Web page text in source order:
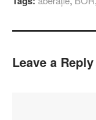
Leave a Reply